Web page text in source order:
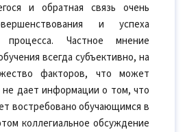
и обратная связь очень
и успеха
процесса. Частное мнение
всегда субъективно, на
факторов, что может
не дает информации о том, что
востребовано обучающимся в
коллегиальное обсуждение